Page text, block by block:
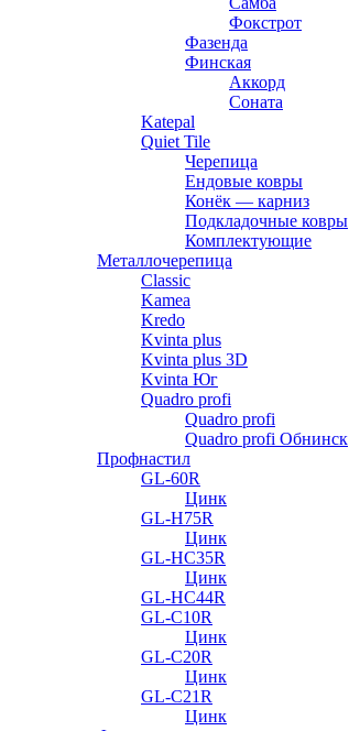
Фокстрот
Фазенда
Финская
Аккорд
Соната
Katepal
Quiet Tile
Черепица
Ендовые ковры
Конёк — карниз
Подкладочные ковры
Комплектующие
Металлочерепица
Classic
Kamea
Kredo
Kvinta plus
Kvinta plus 3D
Kvinta Юг
Quadro profi
Quadro profi
Quadro profi Обнинск
Профнастил
GL-60R
Цинк
GL-H75R
Цинк
GL-HC35R
Цинк
GL-HC44R
GL-С10R
Цинк
GL-С20R
Цинк
GL-С21R
Цинк